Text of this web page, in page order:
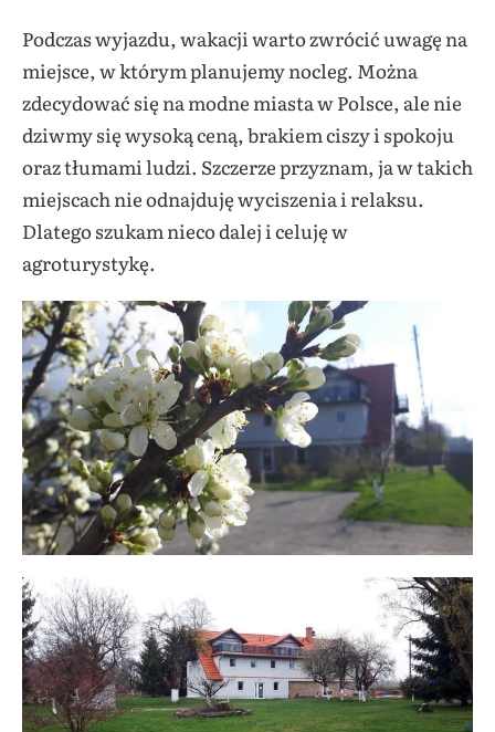
Podczas wyjazdu, wakacji warto zwrócić uwagę na
miejsce, w którym planujemy nocleg. Można
zdecydować się na modne miasta w Polsce, ale nie
dziwmy się wysoką ceną, brakiem ciszy i spokoju
oraz tłumami ludzi. Szczerze przyznam, ja w takich
miejscach nie odnajduję wyciszenia i relaksu.
Dlatego szukam nieco dalej i celuję w
agroturystykę.